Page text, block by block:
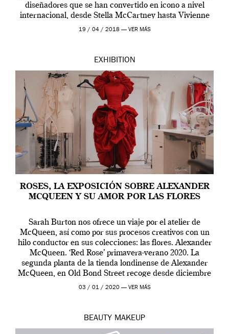
diseñadores que se han convertido en icono a nivel
internacional, desde Stella McCartney hasta Vivienne
Westwood pasando […]
19 / 04 / 2018 — VER MÁS
EXHIBITION
ROSES, LA EXPOSICIÓN SOBRE ALEXANDER
MCQUEEN Y SU AMOR POR LAS FLORES
Sarah Burton nos ofrece un viaje por el atelier de
McQueen, así como por sus procesos creativos con un
hilo conductor en sus colecciones: las flores. Alexander
McQueen. ‘Red Rose’ primavera-verano 2020. La
segunda planta de la tienda londinense de Alexander
McQueen, en Old Bond Street recoge desde diciembre
de 2019 hasta final de abril […]
03 / 01 / 2020 — VER MÁS
BEAUTY MAKEUP